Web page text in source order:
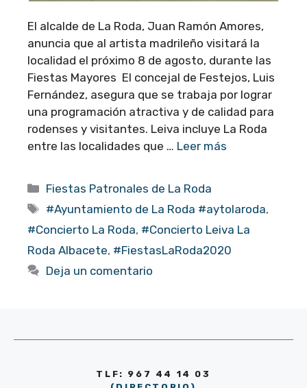
El alcalde de La Roda, Juan Ramón Amores,
anuncia que al artista madrileño visitará la
localidad el próximo 8 de agosto, durante las
Fiestas Mayores El concejal de Festejos, Luis
Fernández, asegura que se trabaja por lograr
una programación atractiva y de calidad para
rodenses y visitantes. Leiva incluye La Roda
entre las localidades que … Leer más
Categorías
Fiestas Patronales de La Roda
Etiquetas
#Ayuntamiento de La Roda #aytolaroda,
#Concierto La Roda, #Concierto Leiva La
Roda Albacete, #FiestasLaRoda2020
Deja un comentario
TLF: 967 44 14 03